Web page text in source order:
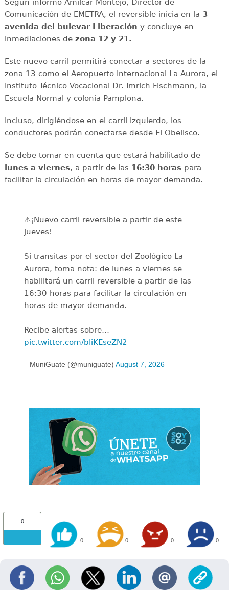
Según informó Amilcar Montejo, Director de
Comunicación de EMETRA, el reversible inicia en la 3
avenida del bulevar Liberación y concluye en
inmediaciones de zona 12 y 21.
Este nuevo carril permitirá conectar a sectores de la
zona 13 como el Aeropuerto Internacional La Aurora, el
Instituto Técnico Vocacional Dr. Imrich Fischmann, la
Escuela Normal y colonia Pamplona.
Incluso, dirigiéndose en el carril izquierdo, los
conductores podrán conectarse desde El Obelisco.
Se debe tomar en cuenta que estará habilitado de
lunes a viernes, a partir de las 16:30 horaspara
facilitar la circulación en horas de mayor demanda.
⚠️¡Nuevo carril reversible a partir de este
jueves!
Si transitas por el sector del Zoológico La
Aurora, toma nota: de lunes a viernes se
habilitará un carril reversible a partir de las
16:30 horas para facilitar la circulación en
horas de mayor demanda.
Recibe alertas sobre…
pic.twitter.com/bIiKEseZN2
— MuniGuate (@muniguate) August 7, 2026
0
0 0 0 0